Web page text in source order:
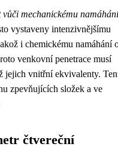
vůči mechanickému namáhání
vystaveny intenzivnějšímu
i chemickému namáhání
venkovní penetrace musí
jejich vnitřní ekvivalenty.
zpevňujících složek a ve
čtvereční